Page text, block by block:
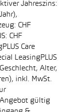
Jahreszins:
CHF
CHF
Care
LeasingPLUS
Alter,
inkl. MwSt.
gültig